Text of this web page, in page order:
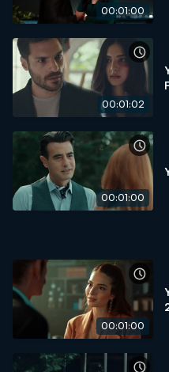
00:01:00
00:01:02
00:01:00
00:01:00